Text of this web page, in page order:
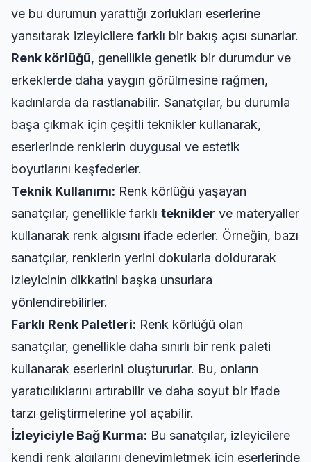
ve bu durumun yarattığı zorlukları eserlerine
yansıtarak izleyicilere farklı bir bakış açısı sunarlar.
Renk körlüğü, genellikle genetik bir durumdur ve
erkeklerde daha yaygın görülmesine rağmen,
kadınlarda da rastlanabilir. Sanatçılar, bu durumla
başa çıkmak için çeşitli teknikler kullanarak,
eserlerinde renklerin duygusal ve estetik
boyutlarını keşfederler.
Teknik Kullanımı: Renk körlüğü yaşayan
sanatçılar, genellikle farklı teknikler ve materyaller
kullanarak renk algısını ifade ederler. Örneğin, bazı
sanatçılar, renklerin yerini dokularla doldurarak
izleyicinin dikkatini başka unsurlara
yönlendirebilirler.
Farklı Renk Paletleri: Renk körlüğü olan
sanatçılar, genellikle daha sınırlı bir renk paleti
kullanarak eserlerini oluştururlar. Bu, onların
yaratıcılıklarını artırabilir ve daha soyut bir ifade
tarzı geliştirmelerine yol açabilir.
İzleyiciyle Bağ Kurma: Bu sanatçılar, izleyicilere
kendi renk algılarını deneyimletmek için eserlerinde